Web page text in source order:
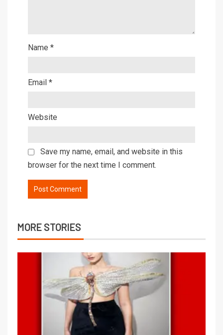
Name *
Email *
Website
Save my name, email, and website in this
browser for the next time I comment.
MORE STORIES